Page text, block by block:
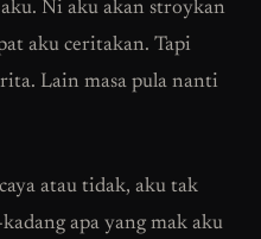
Ni aku akan stroykan
aku ceritakan. Tapi
Lain masa pula nanti
atau tidak, aku tak
apa yang mak aku